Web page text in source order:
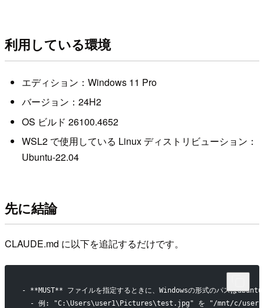
利用している環境
エディション：Windows 11 Pro
バージョン：24H2
OS ビルド 26100.4652
WSL2 で使用している Linux ディストリビューション：
Ubuntu-22.04
先に結論
CLAUDE.md に以下を追記するだけです。
- **MUST** ファイルを指定するときに、Windowsの形式のパスはubuntu
- 例: "C:\Users\user1\Pictures\test.jpg" を "/mnt/c/